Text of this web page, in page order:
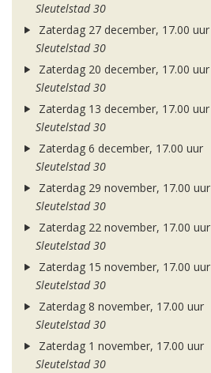
Sleutelstad 30
Zaterdag 27 december, 17.00 uur
Sleutelstad 30
Zaterdag 20 december, 17.00 uur
Sleutelstad 30
Zaterdag 13 december, 17.00 uur
Sleutelstad 30
Zaterdag 6 december, 17.00 uur
Sleutelstad 30
Zaterdag 29 november, 17.00 uur
Sleutelstad 30
Zaterdag 22 november, 17.00 uur
Sleutelstad 30
Zaterdag 15 november, 17.00 uur
Sleutelstad 30
Zaterdag 8 november, 17.00 uur
Sleutelstad 30
Zaterdag 1 november, 17.00 uur
Sleutelstad 30